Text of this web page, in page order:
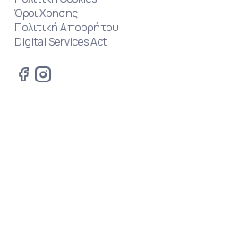
Όροι Χρήσης
Πολιτική Απορρήτου
Digital Services Act